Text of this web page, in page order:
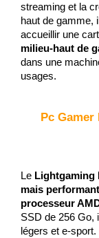
streaming et la
haut de gamme,
accueillir une
milieu-haut de
dans une
usages.
Pc Gamer
Le Lightgaming
mais
processeur
SSD de 256 Go,
légers et e-sport.